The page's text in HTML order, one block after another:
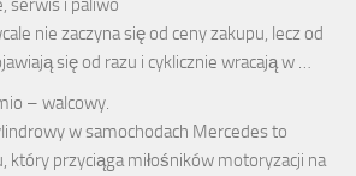
serwis i paliwo
nie zaczyna się od ceny zakupu, lecz od
się od razu i cyklicznie wracają w …
– walcowy.
w samochodach Mercedes to
który przyciąga miłośników motoryzacji na